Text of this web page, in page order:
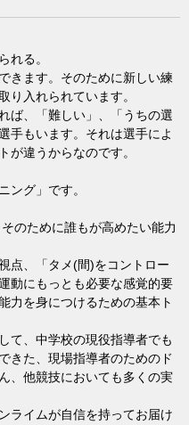
れる。
きます。そのために新しい練
り入れられています。
ば、「難しい」、「うちの選
手もいます。それは選手によ
が違うからなのです。
ング」です。
のために誰もが高めたい能力
点、「タメ(間)をコントロー
動にもっとも必要な感覚的要
力を身につけるための基本ト
て、中学校の現役指導者でも
きた、現場指導者のためのド
、他競技においても多くの実
ライムが自信を持ってお届け